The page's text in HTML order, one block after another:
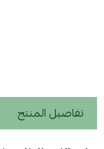
تفاصيل المنتج